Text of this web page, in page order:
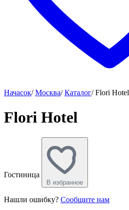
Начасок/ Москва/ Каталог/ Flori Hotel
Flori Hotel
Гостиница
В избранное
Нашли ошибку? Сообщите нам